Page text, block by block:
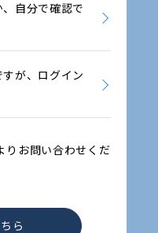
自分で確認で
が、ログイン
りお問い合わせくだ
ら